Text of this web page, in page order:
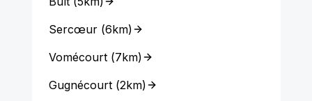
Sercœur(6km)
Vomécourt(7km)
Gugnécourt(2km)